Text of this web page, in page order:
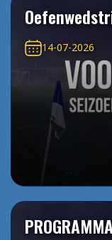
14-07-2026